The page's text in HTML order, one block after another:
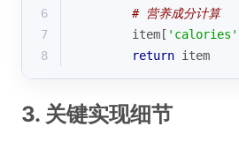
6
# 营养成分计算
7
        item[
'calories'
8
return item
3. 关键实现细节